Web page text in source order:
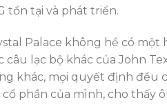
tồn tại và phát triển.
Palace không hề có
câu lạc bộ khác của John
khác, mọi quyết định
phần của mình, cho thấy